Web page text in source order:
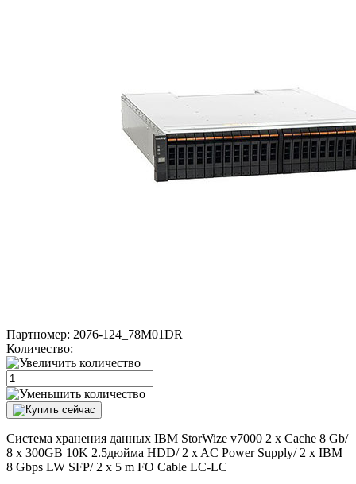
Партномер: 2076-124_78M01DR
Количество:
Система хранения данных IBM StorWize v7000 2 x Cache 8 Gb/
8 x 300GB 10K 2.5дюйма HDD/ 2 x AC Power Supply/ 2 x IBM
8 Gbps LW SFP/ 2 x 5 m FO Cable LC-LC